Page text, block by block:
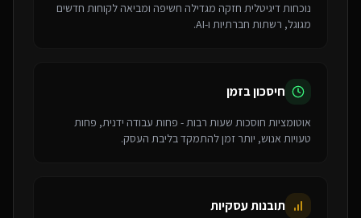
נוכחות דיגיטלית חזקה מגדילה חשיפה ומביאה לקוחות חדשים
מגוגל, רשתות חברתיות ו-AI.
חיסכון בזמן
אוטומציות חוסכות שעות רבות - פחות עבודה ידנית, פחות
טעויות אנוש, יותר זמן להתמקד בליבת העסק.
תובנות עסקיות